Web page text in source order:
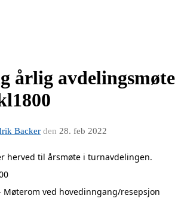
årlig avdelingsmøte
Backer den 28. feb 2022
herved til årsmøte i turnavdelingen.
Møterom ved hovedinngang/resepsjon